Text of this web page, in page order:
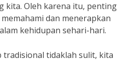
kita. Oleh karena itu, penting
dan menerapkan
kehidupan sehari-hari.
tidaklah sulit, kita